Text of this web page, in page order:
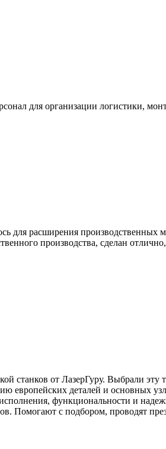
для организации логистики,
для расширения
производства, сделан
станков от ЛазерГуру. Выбрали
европейских деталей и основных
функциональности и
Помогают с подбором, проводят